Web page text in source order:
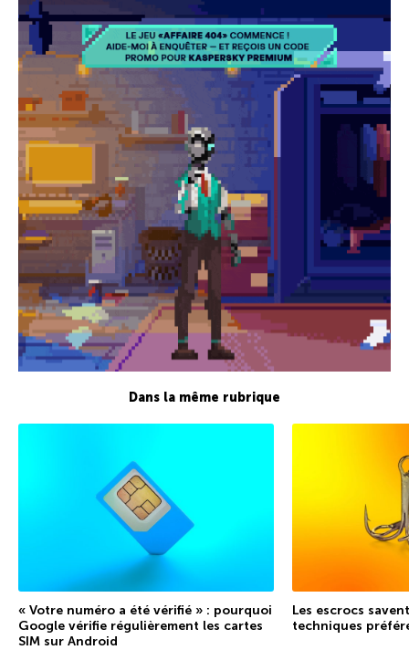
Dans la même rubrique
« Votre numéro a été vérifié » : pourquoi
Google vérifie régulièrement les cartes
SIM sur Android
Les escrocs
techniques